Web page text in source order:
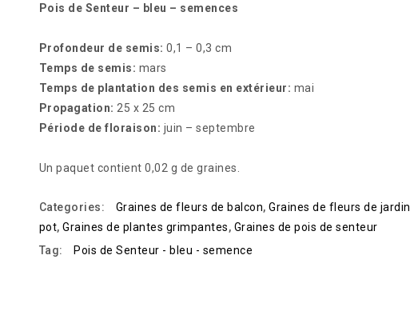
Pois de Senteur – bleu – semences
Profondeur de semis: 0,1 – 0,3 cm
Temps de semis: mars
Temps de plantation des semis en extérieur: mai
Propagation: 25 x 25 cm
Période de floraison: juin – septembre
Un paquet contient 0,02 g de graines.
Categories: Graines de fleurs de balcon,Graines de fleurs de jardin
pot,Graines de plantes grimpantes, Graines de pois de senteur
Tag:
Pois de Senteur - bleu - semence